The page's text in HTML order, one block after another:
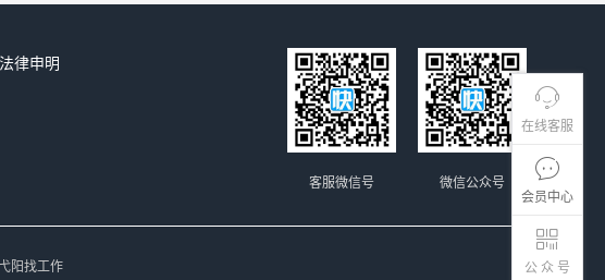
在线客服
会员中心
公 众 号
法律申明
微信公众号
客服微信号
阳找工作